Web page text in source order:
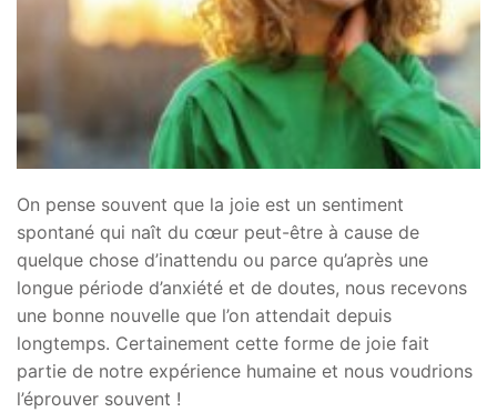
On pense souvent que la joie est un sentiment
spontané qui naît du cœur peut-être à cause de
quelque chose d’inattendu ou parce qu’après une
longue période d’anxiété et de doutes, nous recevons
une bonne nouvelle que l’on attendait depuis
longtemps. Certainement cette forme de joie fait
partie de notre expérience humaine et nous voudrions
l’éprouver souvent !